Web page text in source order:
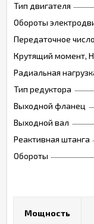
Тип двигателя
Обороты
Передаточное число
Крутящий момент,
Радиальная
Тип редуктора
Выходной фланец
Выходной вал
Реактивная штанга
Обороты
Мощность
Мощность